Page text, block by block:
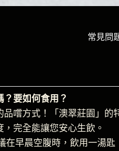
常見問
要如何食用？
嚐方式！「澳翠莊園」的
完全能讓您安心生飲。
在早晨空腹時，飲用一湯